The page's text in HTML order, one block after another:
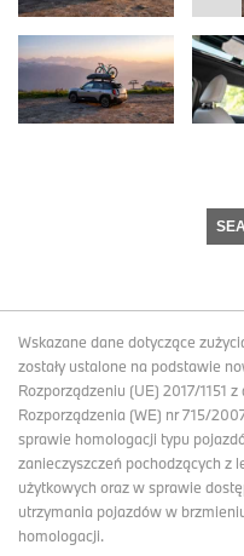
Wskazane dane dotyczące
zostały ustalone na podstawie
Rozporządzeniu (UE) 2017/1151
Rozporządzenia (WE) nr 715/
sprawie homologacji typu
zanieczyszczeń pochodzących z
użytkowych oraz w sprawie
utrzymania pojazdów w
homologacji.